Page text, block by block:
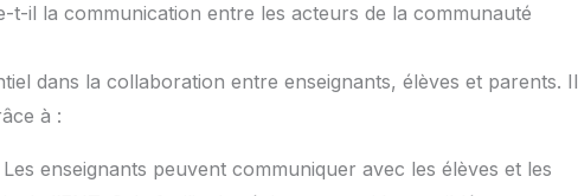
t-il la communication entre les acteurs de la communauté
dans la collaboration entre enseignants, élèves et parents. Il
à :
enseignants peuvent communiquer avec les élèves et les